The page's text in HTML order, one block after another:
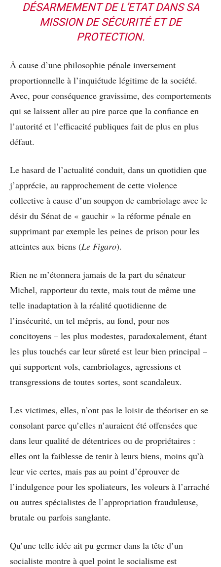
DÉSARMEMENT DE L’ETAT DANS SA
MISSION DE SÉCURITÉ ET DE
PROTECTION.
À cause d’une philosophie pénale inversement
proportionnelle à l’inquiétude légitime de la société.
Avec, pour conséquence gravissime, des comportements
qui se laissent aller au pire parce que la confiance en
l’autorité et l’efficacité publiques fait de plus en plus
défaut.
Le hasard de l’actualité conduit, dans un quotidien que
j’apprécie, au rapprochement de cette violence
collective à cause d’un soupçon de cambriolage avec le
désir du Sénat de « gauchir » la réforme pénale en
supprimant par exemple les peines de prison pour les
atteintes aux biens (Le Figaro).
Rien ne m’étonnera jamais de la part du sénateur
Michel, rapporteur du texte, mais tout de même une
telle inadaptation à la réalité quotidienne de
l’insécurité, un tel mépris, au fond, pour nos
concitoyens – les plus modestes, paradoxalement, étant
les plus touchés car leur sûreté est leur bien principal –
qui supportent vols, cambriolages, agressions et
transgressions de toutes sortes, sont scandaleux.
Les victimes, elles, n’ont pas le loisir de théoriser en se
consolant parce qu’elles n’auraient été offensées que
dans leur qualité de détentrices ou de propriétaires :
elles ont la faiblesse de tenir à leurs biens, moins qu’à
leur vie certes, mais pas au point d’éprouver de
l’indulgence pour les spoliateurs, les voleurs à l’arraché
ou autres spécialistes de l’appropriation frauduleuse,
brutale ou parfois sanglante.
Qu’une telle idée ait pu germer dans la tête d’un
socialiste montre à quel point le socialisme est